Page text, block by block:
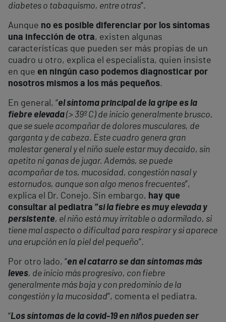
diabetes o tabaquismo, entre otras”.
Aunque no es posible diferenciar por los síntomas
una infección de otra, existen algunas
características que pueden ser más propias de un
cuadro u otro, explica el especialista, quien insiste
en que en ningún caso podemos diagnosticar por
nosotros mismos a los más pequeños.
En general, “el síntoma principal de la gripe es la
fiebre elevada(> 39º C) de inicio generalmente brusco,
que se suele acompañar de dolores musculares, de
garganta y de cabeza. Este cuadro genera gran
malestar general y el niño suele estar muy decaído, sin
apetito ni ganas de jugar. Además, se puede
acompañar de tos, mucosidad, congestión nasal y
estornudos, aunque son algo menos frecuentes”,
explica el Dr. Conejo. Sin embargo, hay que
consultar al pediatra “si la fiebre es muy elevada y
persistente, el niño está muy irritable o adormilado, si
tiene mal aspecto o dificultad para respirar y si aparece
una erupción en la piel del pequeño”.
Por otro lado, “en el catarro se dan síntomas más
leves, de inicio más progresivo, con fiebre
generalmente más baja y con predominio de la
congestión y la mucosidad”, comenta el pediatra.
“Los síntomas de la covid-19 en niños pueden ser